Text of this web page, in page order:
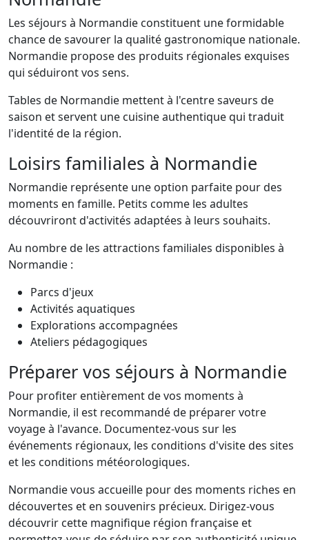
Les séjours à Normandie constituent une formidable
chance de savourer la qualité gastronomique nationale.
Normandie propose des produits régionales exquises
qui séduiront vos sens.
Tables de Normandie mettent à l'centre saveurs de
saison et servent une cuisine authentique qui traduit
l'identité de la région.
Loisirs familiales à Normandie
Normandie représente une option parfaite pour des
moments en famille. Petits comme les adultes
découvriront d'activités adaptées à leurs souhaits.
Au nombre de les attractions familiales disponibles à
Normandie :
Parcs d'jeux
Activités aquatiques
Explorations accompagnées
Ateliers pédagogiques
Préparer vos séjours à Normandie
Pour profiter entièrement de vos moments à
Normandie, il est recommandé de préparer votre
voyage à l'avance. Documentez-vous sur les
événements régionaux, les conditions d'visite des sites
et les conditions météorologiques.
Normandie vous accueille pour des moments riches en
découvertes et en souvenirs précieux. Dirigez-vous
découvrir cette magnifique région française et